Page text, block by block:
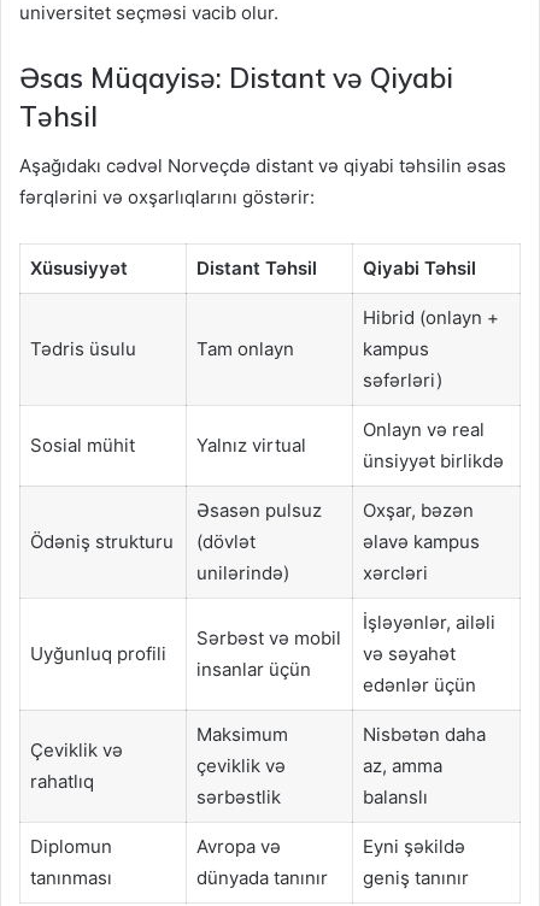
universitet seçməsi vacib olur.
Əsas Müqayisə: Distant və Qiyabi
Təhsil
Aşağıdakı cədvəl Norveçdə distant və qiyabi təhsilin əsas
fərqlərini və oxşarlıqlarını göstərir:
Xüsusiyyət Distant Təhsil Qiyabi Təhsil
Tədris üsulu Tam onlayn
Hibrid (onlayn +
kampus
səfərləri)
Sosial mühit Yalnız virtual
Onlayn və real
ünsiyyət birlikdə
Ödəniş strukturu
Əsasən pulsuz
(dövlət
unilərində)
Oxşar, bəzən
əlavə kampus
xərcləri
Uyğunluq profili
Sərbəst və mobil
insanlar üçün
İşləyənlər, ailəli
və səyahət
edənlər üçün
Çeviklik və
rahatlıq
Maksimum
çeviklik və
sərbəstlik
Nisbətən daha
az, amma
balanslı
Diplomun
tanınması
Avropa və
dünyada tanınır
Eyni şəkildə
geniş tanınır